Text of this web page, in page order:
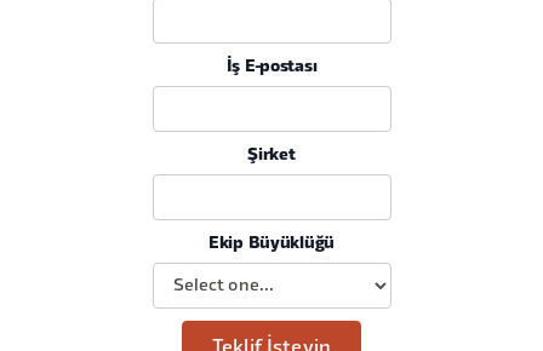
İş E-postası
Şirket
Ekip Büyüklüğü